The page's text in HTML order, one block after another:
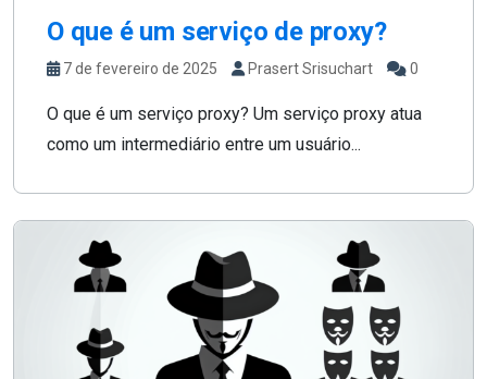
O que é um serviço de proxy?
7 de fevereiro de 2025 Prasert Srisuchart 0
O que é um serviço proxy? Um serviço proxy atua
como um intermediário entre um usuário...